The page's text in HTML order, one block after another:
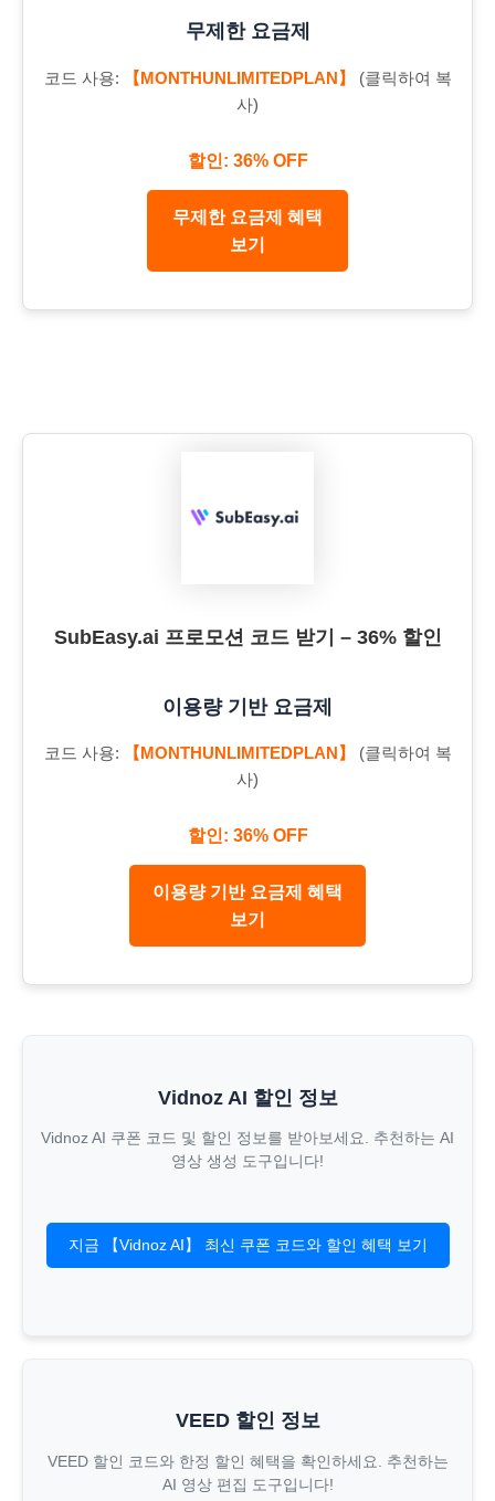
무제한 요금제
코드 사용: 【MONTHUNLIMITEDPLAN】
(클릭하여 복
사)
할인: 36% OFF
무제한 요금제 혜택
보기
SubEasy.ai 프로모션 코드 받기 – 36% 할인
이용량 기반 요금제
코드 사용: 【MONTHUNLIMITEDPLAN】
(클릭하여 복
사)
할인: 36% OFF
이용량 기반 요금제 혜택
보기
Vidnoz AI 할인 정보
Vidnoz AI 쿠폰 코드 및 할인 정보를 받아보세요. 추천하는 AI
영상 생성 도구입니다!
지금 【Vidnoz AI】 최신 쿠폰 코드와 할인 혜택 보기
VEED 할인 정보
VEED 할인 코드와 한정 할인 혜택을 확인하세요. 추천하는
AI 영상 편집 도구입니다!